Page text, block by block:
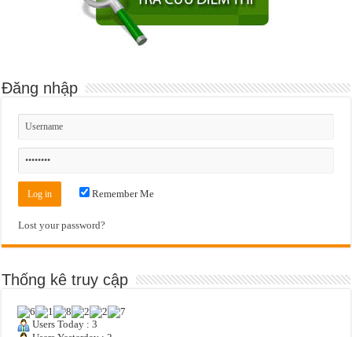
Đăng nhập
Remember Me
Lost your password?
Thống kê truy cập
Users Today : 3